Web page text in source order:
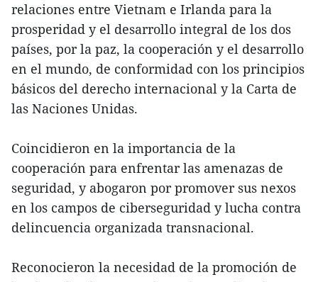
relaciones entre Vietnam e Irlanda para la
prosperidad y el desarrollo integral de los dos
países, por la paz, la cooperación y el desarrollo
en el mundo, de conformidad con los principios
básicos del derecho internacional y la Carta de
las Naciones Unidas.
Coincidieron en la importancia de la
cooperación para enfrentar las amenazas de
seguridad, y abogaron por promover sus nexos
en los campos de ciberseguridad y lucha contra
delincuencia organizada transnacional.
Reconocieron la necesidad de la promoción de